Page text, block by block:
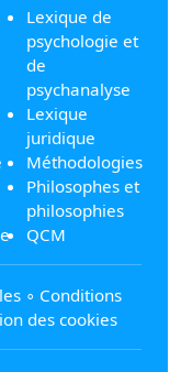
Lexique de
psychologie et
de
psychanalyse
Lexique
juridique
Méthodologies
Philosophes et
philosophies
QCM
∘ Conditions
des cookies